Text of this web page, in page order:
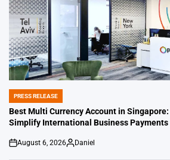
POSTED
IN
PRESS RELEASE
Best Multi Currency Account in
Simplify International Business Payments
on
August 6, 2026
Posted
Daniel